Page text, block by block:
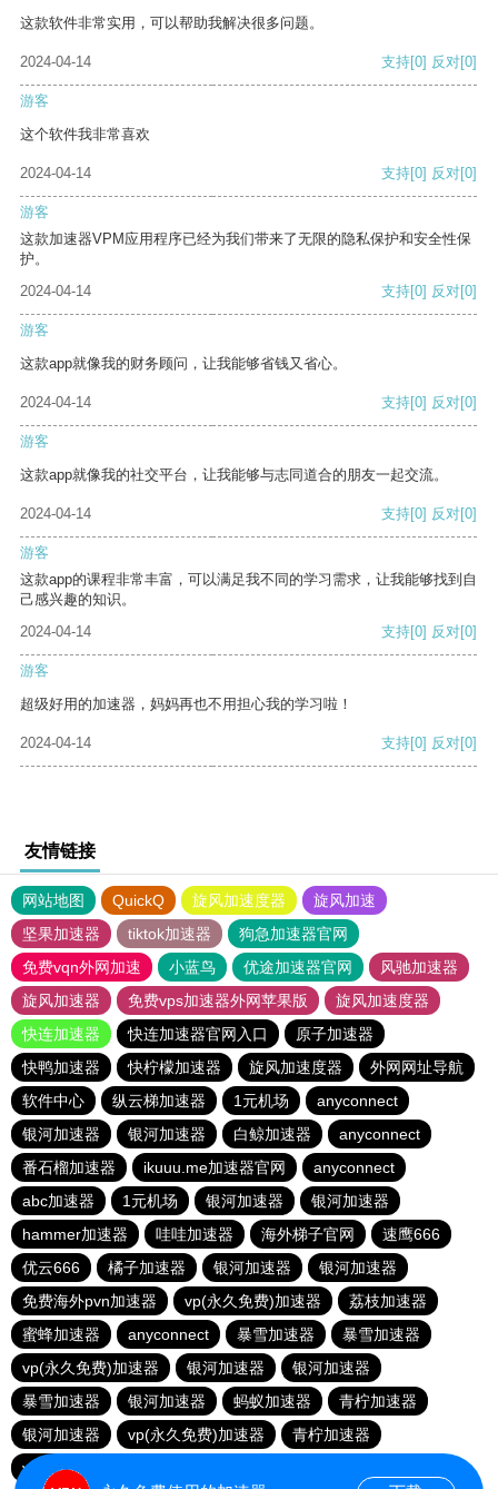
这款软件非常实用，可以帮助我解决很多问题。
2024-04-14 支持[0] 反对[0]
游客
这个软件我非常喜欢
2024-04-14 支持[0] 反对[0]
游客
这款加速器VPM应用程序已经为我们带来了无限的隐私保护和安全性保
护。
2024-04-14
支持[0] 反对[0]
游客
这款app就像我的财务顾问，让我能够省钱又省心。
2024-04-14 支持[0] 反对[0]
游客
这款app就像我的社交平台，让我能够与志同道合的朋友一起交流。
2024-04-14 支持[0] 反对[0]
游客
这款app的课程非常丰富，可以满足我不同的学习需求，让我能够找到自
己感兴趣的知识。
2024-04-14
支持[0] 反对[0]
游客
超级好用的加速器，妈妈再也不用担心我的学习啦！
2024-04-14 支持[0] 反对[0]
友情链接
网站地图 QuickQ 旋风加速度器
旋风加速
坚果加速器
tiktok加速器
狗急加速器官网
免费vqn外网加速
小蓝鸟 优途加速器官网
风驰加速器
旋风加速器
免费vps加速器外网苹果版
旋风加速度器
快连加速器
快连加速器官网入口
原子加速器
快鸭加速器
快柠檬加速器 旋风加速度器
外网网址导航
软件中心
纵云梯加速器 1元机场
anyconnect
银河加速器
银河加速器 白鲸加速器
anyconnect
番石榴加速器
ikuuu.me加速器官网
anyconnect
abc加速器
1元机场 银河加速器
银河加速器
hammer加速器
哇哇加速器 海外梯子官网
速鹰666
优云666
橘子加速器 银河加速器
银河加速器
免费海外pvn加速器
vp(永久免费)加速器
荔枝加速器
蜜蜂加速器
anyconnect 暴雪加速器
暴雪加速器
vp(永久免费)加速器
银河加速器
银河加速器
暴雪加速器
银河加速器 蚂蚁加速器
青柠加速器
银河加速器
vp(永久免费)加速器
青柠加速器
veee加速器